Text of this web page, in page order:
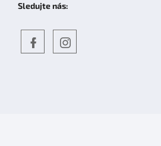
Sledujte nás: